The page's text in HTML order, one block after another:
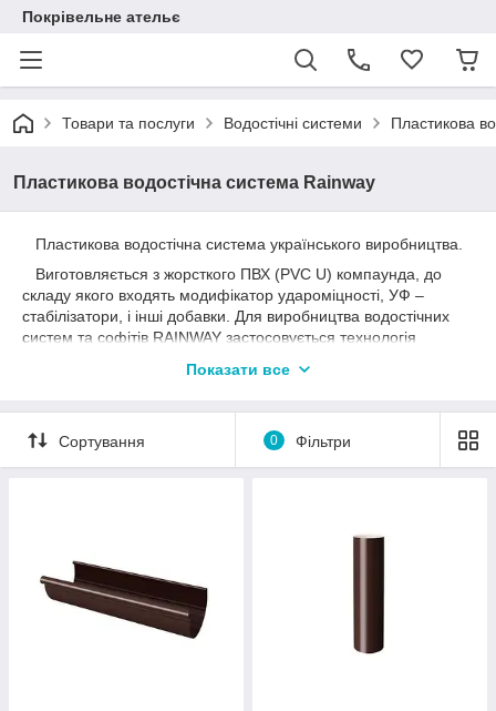
Покрівельне ательє
Товари та послуги Водостічні системи Пластикова
Пластикова водостічна система Rainway
Пластикова водостічна система українського виробництва.
Виготовляється з жорсткого ПВХ (PVC U) компаунда, до
складу якого входять модифікатор удароміцності, УФ –
стабілізатори, і інші добавки. Для виробництва водостічних
систем та софітів RAINWAY застосовується технологія
одночасно кілька шарів матеріалу.Вони формують єдине
Показати все
Сортування 0 Фільтри